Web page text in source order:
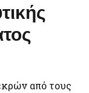
από τους